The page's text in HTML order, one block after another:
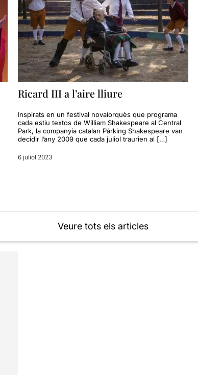
Ricard III a l’aire lliure
Inspirats en un festival novaiorquès que programa
cada estiu textos de William Shakespeare al Central
Park, la companyia catalan Pàrking Shakespeare van
decidir l’any 2009 que cada juliol traurien al […]
6 juliol 2023
Veure tots els articles